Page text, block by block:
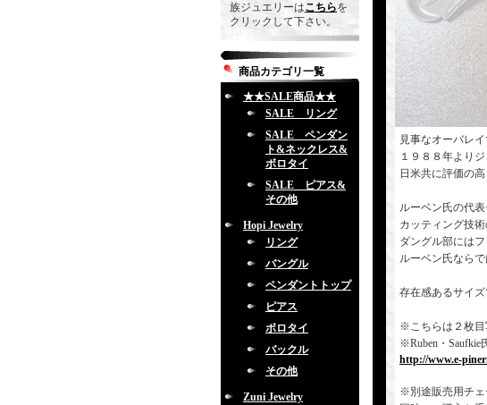
族ジュエリーはこちらを
クリックして下さい。
商品カテゴリ一覧
★★SALE商品★★
SALE リング
SALE ペンダン
ト&ネックレス&
ボロタイ
SALE ピアス&
その他
Hopi Jewelry
リング
バングル
ペンダントトップ
ピアス
ボロタイ
バックル
その他
Zuni Jewelry
見事なオーバレ
１９８８年より
日米共に評価の
ルーベン氏の代
カッティング技
ダングル部には
ルーベン氏なら
存在感あるサイ
※こちらは２枚目
※Ruben・Saufkie
http://www.e-
※別途販売用チェ